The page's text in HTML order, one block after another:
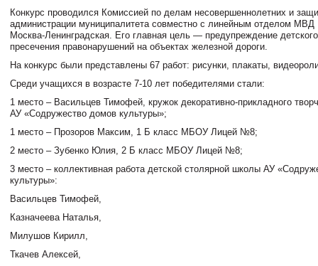
Конкурс проводился Комиссией по делам несовершеннолетних и
администрации муниципалитета совместно с линейным отделом МВД
Москва-Ленинградская. Его главная цель — предупреждение
пресечения правонарушений на объектах железной дороги.
На конкурс были представлены 67 работ: рисунки, плакаты,
Среди учащихся в возрасте 7-10 лет победителями стали:
1 место – Васильцев Тимофей, кружок декоративно-прикладного
АУ «Содружество домов культуры»;
1 место – Прозоров Максим, 1 Б класс МБОУ Лицей №8;
2 место – Зубенко Юлия, 2 Б класс МБОУ Лицей №8;
3 место – коллективная работа детской столярной школы АУ
культуры»:
Васильцев Тимофей,
Казначеева Наталья,
Милушов Кирилл,
Ткачев Алексей,